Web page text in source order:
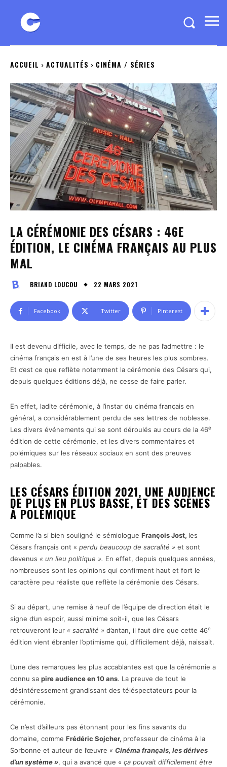
ACCUEIL ACTUALITÉS CINÉMA / SÉRIES
LA CÉRÉMONIE DES CÉSARS : 46E
ÉDITION, LE CINÉMA FRANÇAIS AU PLUS
MAL
BRIAND LOUCOU 22 MARS 2021
Facebook Twitter Pinterest
Il est devenu difficile, avec le temps, de ne pas l’admettre : le
cinéma français en est à l’une de ses heures les plus sombres.
Et c’est ce que reflète notamment la cérémonie des Césars qui,
depuis quelques éditions déjà, ne cesse de faire parler.
En effet, ladite cérémonie, à l’instar du cinéma français en
général, a considérablement perdu de ses lettres de noblesse.
Les divers événements qui se sont déroulés au cours de la 46e
édition de cette cérémonie, et les divers commentaires et
polémiques sur les réseaux sociaux en sont des preuves
palpables.
LES CÉSARS ÉDITION 2021, UNE AUDIENCE
DE PLUS EN PLUS BASSE, ET DES SCÈNES
À POLÉMIQUE
Comme l’a si bien souligné le sémiologue François Jost, les
Césars français ont « perdu beaucoup de sacralité » et sont
devenus « un lieu politique ». En effet, depuis quelques années,
nombreuses sont les opinions qui confirment haut et fort le
caractère peu réaliste que reflète la cérémonie des Césars.
Si au départ, une remise à neuf de l’équipe de direction était le
signe d’un espoir, aussi minime soit-il, que les Césars
retrouveront leur « sacralité » d’antan, il faut dire que cette 46e
édition vient ébranler l’optimisme qui, difficilement déjà, naissait.
L’une des remarques les plus accablantes est que la cérémonie a
connu sa pire audience en 10 ans. La preuve de tout le
désintéressement grandissant des téléspectateurs pour la
cérémonie.
Ce n’est d’ailleurs pas étonnant pour les fins savants du
domaine, comme Frédéric Sojcher, professeur de cinéma à la
Sorbonne et auteur de l’œuvre « Cinéma français, les dérives
d’un système », qui a avancé que « ça pouvait difficilement être